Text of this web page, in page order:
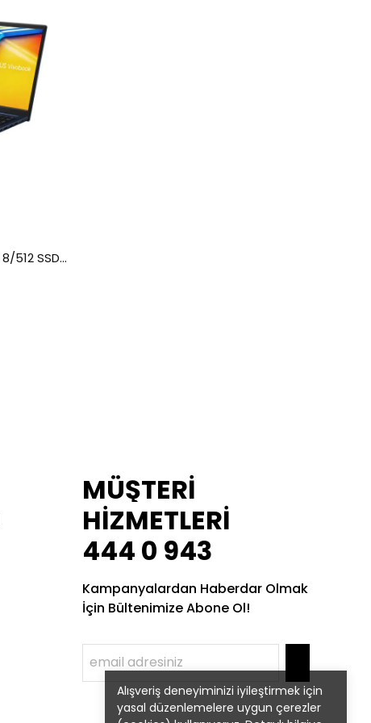
Alışveriş deneyiminizi iyileştirmek için
yasal düzenlemelere uygun çerezler
ASUS NOTEBOOK X1504VA I5 8/512 SSD FREEDOS
MÜŞTERİ
HİZMETLERİ
444 0 943
Kampanyalardan Haberdar Olmak
İçin Bültenimize Abone Ol!